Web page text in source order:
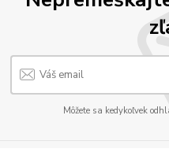
Môžete sa kedykoľvek